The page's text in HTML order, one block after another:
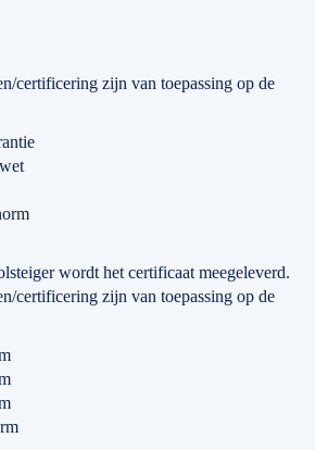
certificering zijn van toepassing op de
wordt het certificaat meegeleverd.
certificering zijn van toepassing op de